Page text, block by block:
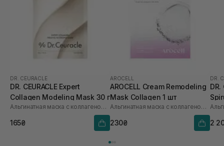
DR. CEURACLE
DR. CEURACLE Expert
Collagen Modeling Mask 30 г
Альгинатная маска с коллагеном для упругости
165₴
AROCELL
AROCELL Cream Remodeling
Mask Collagen 1 шт
Альгинатная маска с коллагеном для упругости кожи
230₴
DR.
DR.
2